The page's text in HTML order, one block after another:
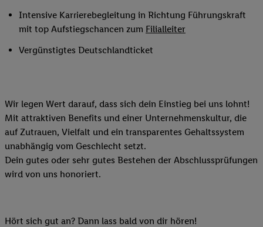
Intensive Karrierebegleitung in Richtung Führungskraft
mit top Aufstiegschancen zum Filialleiter
Vergünstigtes Deutschlandticket
Wir legen Wert darauf, dass sich dein Einstieg bei uns lohnt!
Mit attraktiven Benefits und einer Unternehmenskultur, die
auf Zutrauen, Vielfalt und ein transparentes Gehaltssystem
unabhängig vom Geschlecht setzt.
Dein gutes oder sehr gutes Bestehen der Abschlussprüfungen
wird von uns honoriert.
Hört sich gut an? Dann lass bald von dir hören!